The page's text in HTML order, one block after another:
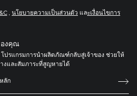
, นโยบายความเป็นส่วนตัว และเงื่อนไขการ
องคุณ
โปรแกรมการนำผลิตภัณฑ์กลับสู่เจ้าของ ช่วยให้
งและสัมภาระที่สูญหายได้